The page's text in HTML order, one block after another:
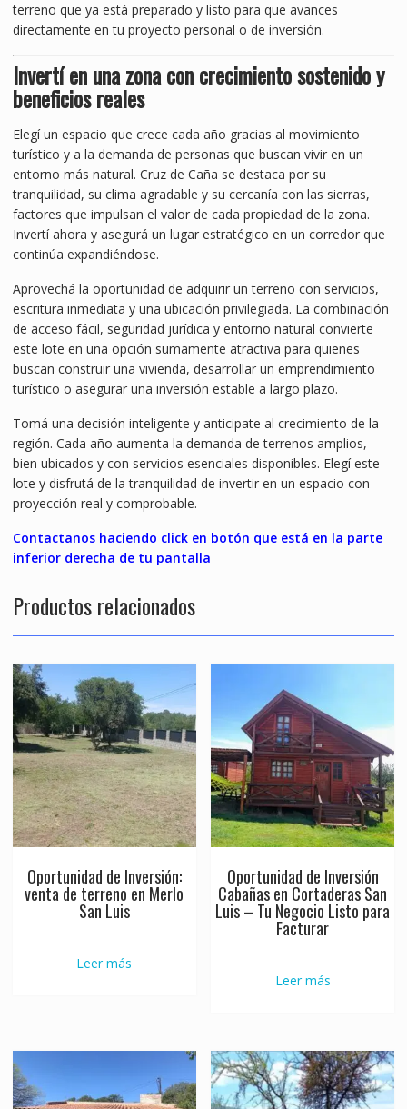
terreno que ya está preparado y listo para que avances
directamente en tu proyecto personal o de inversión.
Invertí en una zona con crecimiento sostenido y
beneficios reales
Elegí un espacio que crece cada año gracias al movimiento
turístico y a la demanda de personas que buscan vivir en un
entorno más natural. Cruz de Caña se destaca por su
tranquilidad, su clima agradable y su cercanía con las sierras,
factores que impulsan el valor de cada propiedad de la zona.
Invertí ahora y asegurá un lugar estratégico en un corredor que
continúa expandiéndose.
Aprovechá la oportunidad de adquirir un terreno con servicios,
escritura inmediata y una ubicación privilegiada. La combinación
de acceso fácil, seguridad jurídica y entorno natural convierte
este lote en una opción sumamente atractiva para quienes
buscan construir una vivienda, desarrollar un emprendimiento
turístico o asegurar una inversión estable a largo plazo.
Tomá una decisión inteligente y anticipate al crecimiento de la
región. Cada año aumenta la demanda de terrenos amplios,
bien ubicados y con servicios esenciales disponibles. Elegí este
lote y disfrutá de la tranquilidad de invertir en un espacio con
proyección real y comprobable.
Contactanos haciendo click en botón que está en la parte
inferior derecha de tu pantalla
Productos relacionados
Oportunidad de Inversión:
venta de terreno en Merlo
San Luis
Leer más
Oportunidad de Inversión
Cabañas en Cortaderas San
Luis – Tu Negocio Listo para
Facturar
Leer más